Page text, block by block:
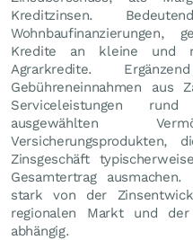
Kreditzinsen.
Wohnbaufinanzierungen,
Kredite an kleine und
Agrarkredite.
Gebühreneinnahmen aus
Serviceleistungen
ausgewählten
Zinsgeschäft
Gesamtertrag
stark von der
regionalen Markt und
abhängig.